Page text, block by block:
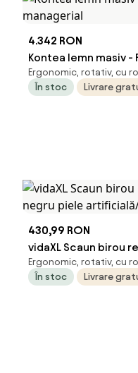
4.342 RON
Kontea lemn masiv -
Ergonomic, rotativ, cu
În stoc
Livrare
430,99 RON
vidaXL Scaun birou
negru piele
Ergonomic, rotativ, cu
În stoc
Livrare